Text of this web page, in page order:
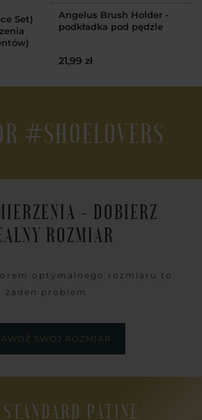
Set)
Angelus Brush Holder -
podkładka pod pędzle
21,99 zł
#SHOELOVERS
- DOBIERZ
ROZMIAR
optymalnego rozmiaru to
żaden problem
SWÓJ ROZMIAR
PATINE